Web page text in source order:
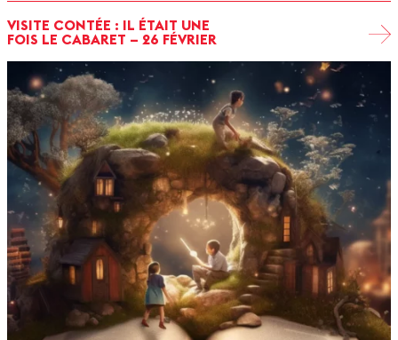
VISITE CONTÉE : IL ÉTAIT UNE
FOIS LE CABARET – 26 FÉVRIER